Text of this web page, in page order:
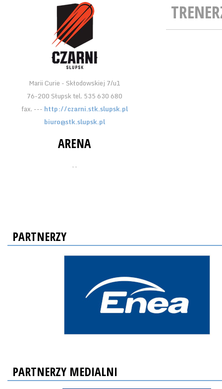
Marii Curie - Skłodowskiej 7/u1
76-200 Słupsk tel. 535 630 680
fax. --- http://czarni.stk.slupsk.pl
biuro@stk.slupsk.pl
ARENA
, ,
PARTNERZY
PARTNERZY MEDIALNI